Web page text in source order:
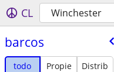
CL Winchester
barcos
todo Propie
Distrib